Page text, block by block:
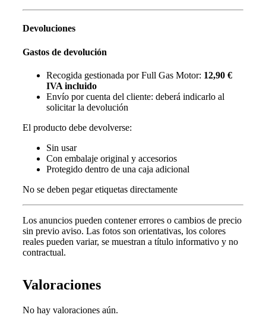
Devoluciones
Gastos de devolución
Recogida gestionada por Full Gas Motor: 12,90 €
IVA incluido
Envío por cuenta del cliente: deberá indicarlo al
solicitar la devolución
El producto debe devolverse:
Sin usar
Con embalaje original y accesorios
Protegido dentro de una caja adicional
No se deben pegar etiquetas directamente
Los anuncios pueden contener errores o cambios de precio
sin previo aviso. Las fotos son orientativas, los colores
reales pueden variar, se muestran a título informativo y no
contractual.
Valoraciones
No hay valoraciones aún.